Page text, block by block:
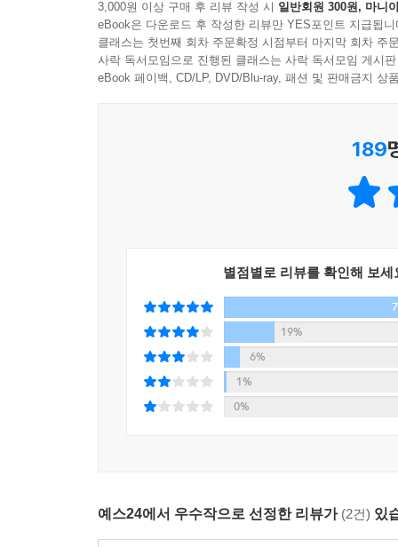
상을 대하는 태도는 꿈이 있는가 없는가에서 갈
해 도약의 기회로 삼는 것은 불가능하다. 그동안
가기 위해서는 내 꿈을 다시 확인할 필요가 있다.
--- Part 3 「나를 살리는 ‘리부트 시나리오’를 써라
우리를 공포에 떨게 했다. 인간의 육체적 능력은
으로 국가가 규제를 해서라도 속도 조절을 고려
게 시간을 줘야 한다는 얘기다. 그만큼 4차 산업
--- Part 4 「‘뉴 러너’가 되어야 일자리를 구한다」
이미 인생의 절반을 지나온 나도 지금의 상황을
들은 얼마나 억울하고 답답할까. 2019년에 10대
“왜 한정된 자원을 마구 쓰고 돌려놓을 대책도 없
도 눈을 감고 아무런 조치도 취하지 않는 정부와
으면 자신들이 살아갈 미래가 지옥이 될 것임을 너
따뜻한 말 한마디를 해줄 수 있었으면 좋겠다. 물
혼돈이 크면 기회도 큰 법이다. 위기처럼 보이는
코로나로 강의 수입 ‘0원’이 된 국민강사 김미경,
일과 가정과 회사를 살리는 인생 설계법을 쓰다
이후로 지금껏 오프라인 강의 수입이 ‘0원’이다.
지새우던 그녀는 결국 코로나 위기를 건너는 해
공부하고 연구해 깨닫게 된 인사이트를 말이
이해하는 법, 코로나 이후 세상의 ‘바뀐 생존 공
마인드에 이르기까지 우리의 일상을 아우르는 혜
“나는 이 낯선 세상과 내 인생을 연결해 ‘그렇다
믿고, ‘나’를 변화시켜, ‘나’를 성장하게 만드는
적용할 수 있는 개인의 변화에 관한 현실적인 솔
3,000원 이상 구매 후 리뷰 작성 시 일반회원 300원, 마니
eBook은 다운로드 후 작성한 리뷰만 YES포인트 지급됩니
클래스는 첫번째 회차 주문확정 시점부터 마지막 회차 주
사락 독서모임으로 진행된 클래스는 사락 독서모임 게시
eBook 페이백, CD/LP, DVD/Blu-ray, 패션 및 판매금지 상
189
별점별로 리뷰를 확인해 보세
19%
6%
1%
0%
예스24에서 우수작으로 선정한 리뷰가 (2건) 있